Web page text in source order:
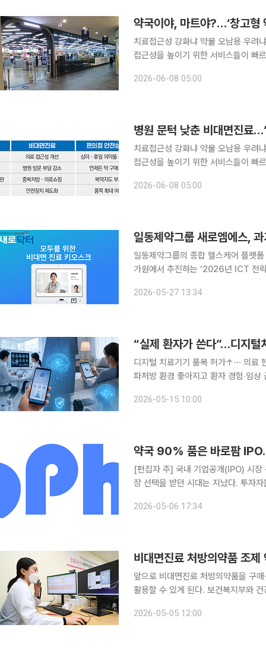
약국이야, 마트야?…‘창고
치료접근성 강화냐 약물 오남용 우려
접근성을 높이기 위한 서비스들이 빠
의료 체계 변화 등의 영향으로 국민은
2026-06-08 05:00
치료접근성 강화냐 약물 오남용 우려
접근성을 높이기 위한 서비스들이 빠
의료 체계 변화 등의 영향으로 국민은
2026-06-08 05:00
일동제약그룹의 종합 헬스케어 플랫
가원에서 추진하는 ‘2026년 ICT 전
연구개발(R&D) 역량을 강화하기 위
2026-05-27 13:34
디지털 치료기기 품목 허가↑⋯ 의료
파처방 환경 좋아지고 환자 경험‧임상 근거 축적 이유 국내 디지털 치
영역을 중심으로 처방 사례가 늘어나
2026-05-15 10:00
[편집자 주] 국내 기업공개(IPO) 시장
장 선택을 받던 시대는 지났다. 투자
섰다. 본지는 상장을 앞둔 기업의 기
2026-05-06 17:34
비대면진료 처방의약품 조
앞으로 비대면진료 처방의약품을 구
활용할 수 있게 된다. 보건복지부와 건강보험심사평가원은 비대면진료 이용자의 편의를 높이고자 6
2026-05-05 12:00